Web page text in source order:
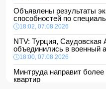
Объявлены результаты
способностей по
18:02, 07.08.2026
NTV: Турция, Саудовская
объединились в военный
18:00, 07.08.2026
Минтруда направит
квартир